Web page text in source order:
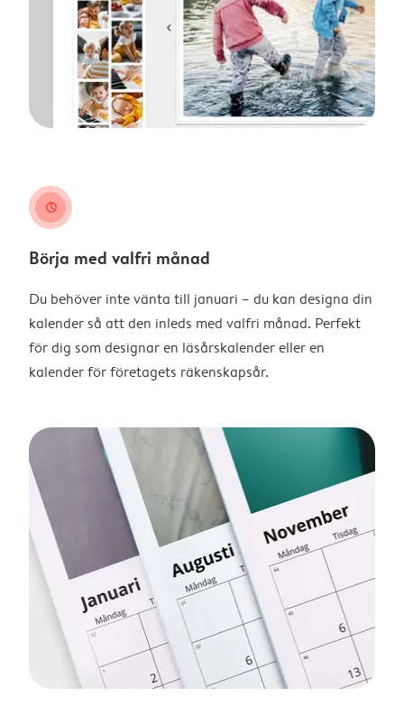
clock
Börja med valfri månad
Du behöver inte vänta till januari – du kan designa din
kalender så att den inleds med valfri månad. Perfekt
för dig som designar en läsårskalender eller en
kalender för företagets räkenskapsår.